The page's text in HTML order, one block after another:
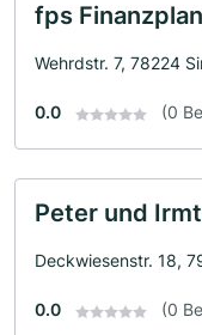
fps
Wehrdstr. 7, 78224
0.0 (0
Peter und
Deckwiesenstr. 18,
0.0 (0